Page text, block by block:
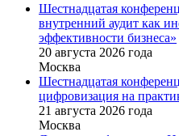
Шестнадцатая
внутренний аудит как
эффективности бизнеса»
20 августа 2026 года
Москва
Шестнадцатая
цифровизация на
21 августа 2026 года
Москва